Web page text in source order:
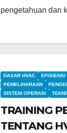
pengetahuan dan
DASAR HVAC EFISIENSI
PEMELIHARAAN
SISTEM OPERASI
TRAINING
TENTANG